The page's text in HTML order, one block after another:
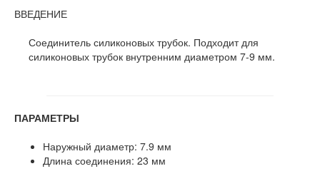
ВВЕДЕНИЕ
Соединитель силиконовых трубок. Подходит для
силиконовых трубок внутренним диаметром 7-9 мм.
ПАРАМЕТРЫ
Наружный диаметр: 7.9 мм
Длина соединения: 23 мм